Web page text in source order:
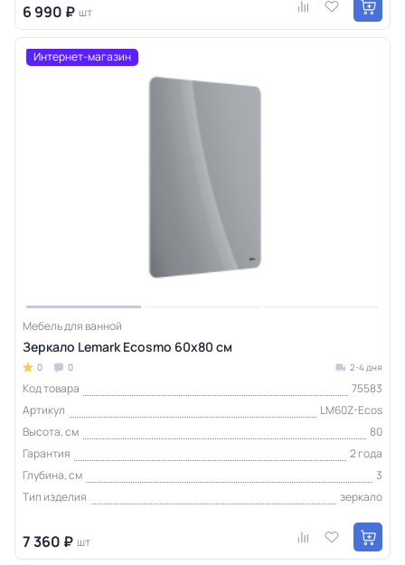
6 990 ₽ шт
Интернет-магазин
Мебель для ванной
Зеркало Lemark Ecosmo 60х80 см
0 0 2-4 дня
Код товара
75583
Артикул
LM60Z-Ecos
Высота, см
80
Гарантия
2 года
Глубина, см
3
Тип изделия
зеркало
7 360 ₽ шт